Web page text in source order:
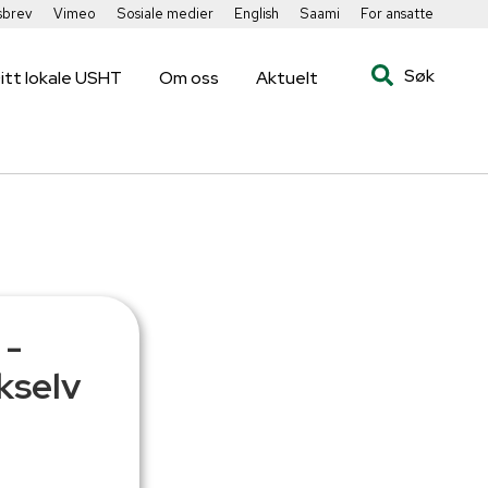
Vimeo Sosiale medier English Saami For ansatte
lokale USHT Om oss Aktuelt Søk